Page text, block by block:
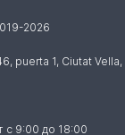
2026
puerta 1, Ciutat Vella,
9:00 до 18:00